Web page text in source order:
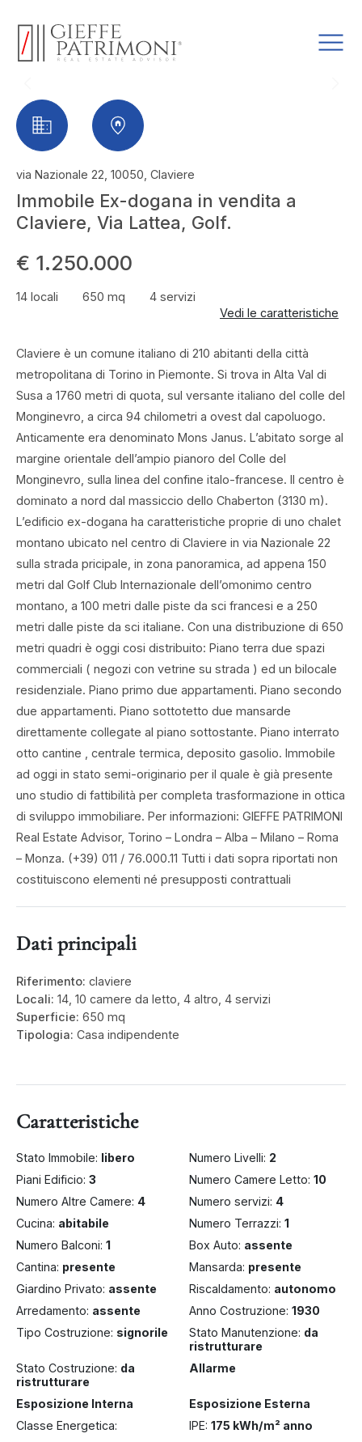
via Nazionale 22, 10050, Claviere
Immobile Ex-dogana in vendita a
Claviere, Via Lattea, Golf.
€ 1.250.000
14 locali 650 mq
4 servizi
Vedi le caratteristiche
Claviere è un comune italiano di 210 abitanti della città
metropolitana di Torino in Piemonte. Si trova in Alta Val di
Susa a 1760 metri di quota, sul versante italiano del colle del
Monginevro, a circa 94 chilometri a ovest dal capoluogo.
Anticamente era denominato Mons Janus. L’abitato sorge al
margine orientale dell’ampio pianoro del Colle del
Monginevro, sulla linea del confine italo-francese. Il centro è
dominato a nord dal massiccio dello Chaberton (3130 m).
L’edificio ex-dogana ha caratteristiche proprie di uno chalet
montano ubicato nel centro di Claviere in via Nazionale 22
sulla strada pricipale, in zona panoramica, ad appena 150
metri dal Golf Club Internazionale dell’omonimo centro
montano, a 100 metri dalle piste da sci francesi e a 250
metri dalle piste da sci italiane. Con una distribuzione di 650
metri quadri è oggi cosi distribuito: Piano terra due spazi
commerciali ( negozi con vetrine su strada ) ed un bilocale
residenziale. Piano primo due appartamenti. Piano secondo
due appartamenti. Piano sottotetto due mansarde
direttamente collegate al piano sottostante. Piano interrato
otto cantine , centrale termica, deposito gasolio. Immobile
ad oggi in stato semi-originario per il quale è già presente
uno studio di fattibilità per completa trasformazione in ottica
di sviluppo immobiliare. Per informazioni: GIEFFE PATRIMONI
Real Estate Advisor, Torino – Londra – Alba – Milano – Roma
– Monza. (+39) 011 / 76.000.11 Tutti i dati sopra riportati non
costituiscono elementi né presupposti contrattuali
Dati principali
Riferimento: claviere
Locali: 14, 10 camere da letto, 4 altro, 4 servizi
Superficie: 650 mq
Tipologia: Casa indipendente
Caratteristiche
Stato Immobile: libero Numero Livelli: 2
Piani Edificio: 3 Numero Camere Letto: 10
Numero Altre Camere: 4 Numero servizi: 4
Cucina: abitabile Numero Terrazzi: 1
Numero Balconi: 1 Box Auto: assente
Cantina: presente Mansarda: presente
Giardino Privato: assente Riscaldamento: autonomo
Arredamento: assente Anno Costruzione: 1930
Tipo Costruzione: signorile Stato Manutenzione: da
ristrutturare
Stato Costruzione: da
ristrutturare
Allarme
Esposizione Interna
Esposizione Esterna
Classe Energetica:
IPE: 175 kWh/m² anno